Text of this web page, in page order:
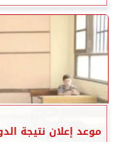
موعد إعلان نتيجة